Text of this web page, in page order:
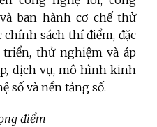
ban hành cơ chế thử
chính sách thí điểm, đặc
thử nghiệm và áp
dịch vụ, mô hình kinh
số và nền tảng số.
điểm